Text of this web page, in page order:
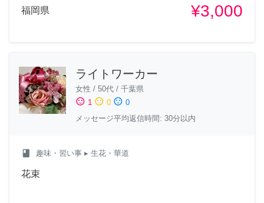
福岡県 ¥3,000
ライトワーカー
女性 / 50代 / 千葉県
sentiment_satisfied 1 sentiment_neutral 0 sentiment_dissatisfied 0
メッセージ平均返信時間: 30分以内
class 趣味・習い事 ▸ 生花・華道
花束